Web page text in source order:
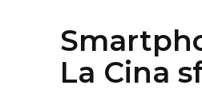
La Cina